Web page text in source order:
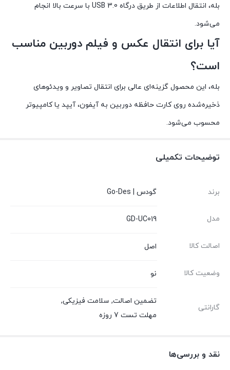
بله، انتقال اطلاعات از طریق درگاه USB 3.0 با سرعت بالا انجام
می‌شود.
آیا برای انتقال عکس و فیلم دوربین مناسب
است؟
بله، این محصول گزینه‌ای عالی برای انتقال تصاویر و ویدئوهای
ذخیره‌شده روی کارت حافظه دوربین به آیفون، آیپد یا کامپیوتر
محسوب می‌شود.
توضیحات تکمیلی
برند گودس | Go-Des
مدل GD-UC019
اصالت کالا اصل
وضعیت کالا نو
گارانتی
تضمین اصالت, سلامت فیزیکی,
مهلت تست 7 روزه
نقد و بررسی‌ها